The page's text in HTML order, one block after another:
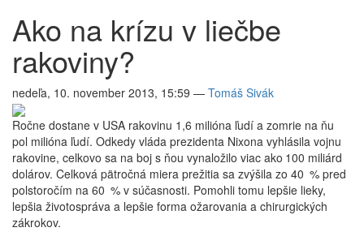
Ako na krízu v liečbe
rakoviny?
nedeľa, 10. november 2013, 15:59 — Tomáš Sivák
Ročne dostane v USA rakovinu 1,6 milióna ľudí a zomrie na ňu
pol milióna ľudí. Odkedy vláda prezidenta Nixona vyhlásila vojnu
rakovine, celkovo sa na boj s ňou vynaložilo viac ako 100 miliárd
dolárov. Celková pätročná miera prežitia sa zvýšila zo 40 % pred
polstoročím na 60 % v súčasnosti. Pomohli tomu lepšie lieky,
lepšia životospráva a lepšie forma ožarovania a chirurgických
zákrokov.